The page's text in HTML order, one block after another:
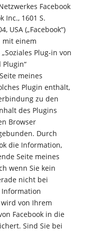
Facebook
Inc., 1601 S.
USA („Facebook“)
mit einem
Plug-in von
Plugin“
meines
Plugin enthält,
zu den
des Plugins
Browser
Durch
die Information,
Seite meines
wenn Sie kein
nicht bei
Information
von Ihrem
Facebook in die
Sind Sie bei